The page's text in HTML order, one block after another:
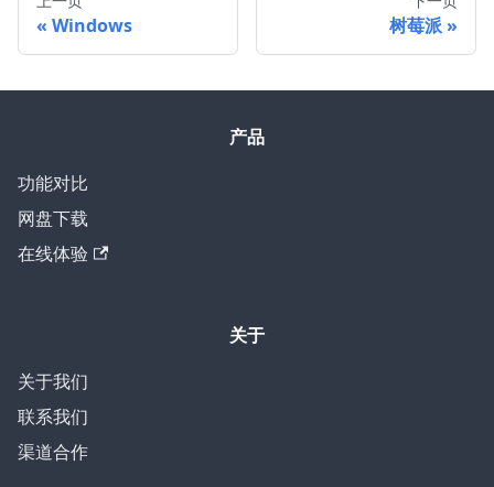
Windows 树莓派
产品
功能对比
网盘下载
在线体验
关于
关于我们
联系我们
渠道合作